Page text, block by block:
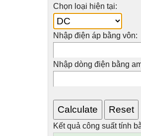
Chọn loại hiện tại:
Nhập điện áp bằng vôn:
Nhập dòng điện bằng
Kết quả công suất tính